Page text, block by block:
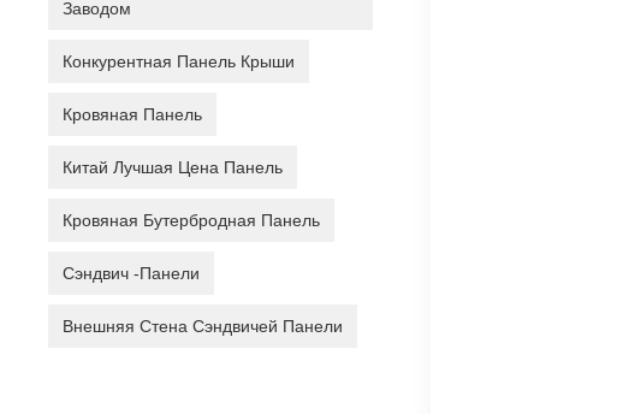
Заводом
Конкурентная Панель Крыши
Кровяная Панель
Китай Лучшая Цена Панель
Кровяная Бутербродная Панель
Сэндвич -панели
Внешняя Стена Сэндвичей Панели